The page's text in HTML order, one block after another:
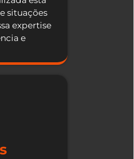
situações
expertise
e